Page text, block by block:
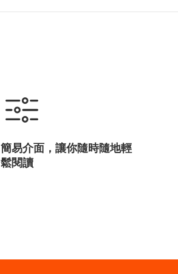
簡易介面，讓你隨時隨地輕
鬆閱讀